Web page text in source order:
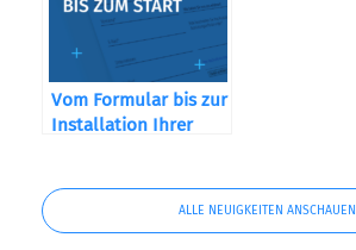
Vom Formular bis zur
Installation Ihrer
ALLE NEUIGKEITEN ANSCHAUEN